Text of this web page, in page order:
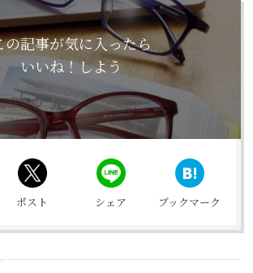
の記事が気に入ったら
いいね！しよう
ポスト シェア ブックマーク